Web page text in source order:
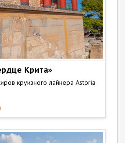
Крита»
круизного лайнера Astoria